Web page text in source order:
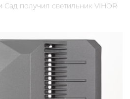
Сад получил светильник VIHOR